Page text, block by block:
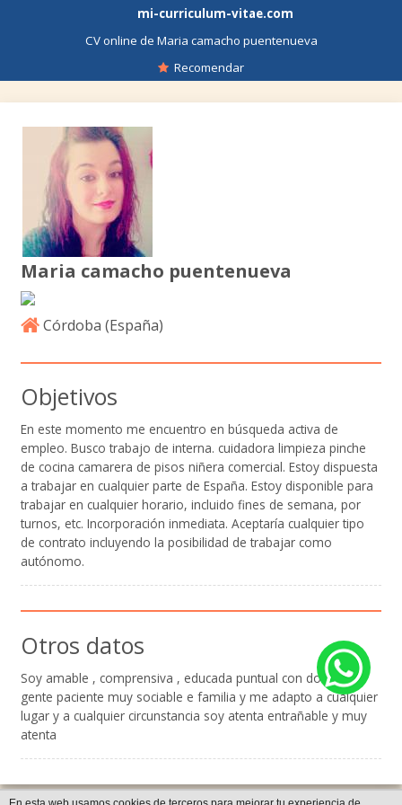
mi-curriculum-vitae.com
CV online de Maria camacho puentenueva
Recomendar
Maria camacho puentenueva
Córdoba (España)
Objetivos
En este momento me encuentro en búsqueda activa de
empleo. Busco trabajo de interna. cuidadora limpieza pinche
de cocina camarera de pisos niñera comercial. Estoy dispuesta
a trabajar en cualquier parte de España. Estoy disponible para
trabajar en cualquier horario, incluido fines de semana, por
turnos, etc. Incorporación inmediata. Aceptaría cualquier tipo
de contrato incluyendo la posibilidad de trabajar como
autónomo.
Otros datos
Soy amable , comprensiva , educada puntual con don de
gente paciente muy sociable e familia y me adapto a cualquier
lugar y a cualquier circunstancia soy atenta entrañable y muy
atenta